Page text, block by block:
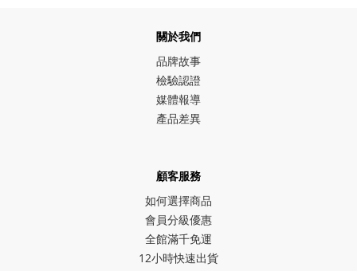
關於我們
品牌故事
檢驗認證
媒體報導
產品差異
顧客服務
如何選擇商品
會員分級優惠
全館滿千免運
12小時快速出貨